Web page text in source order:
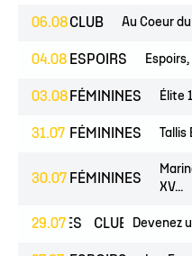
06.08CLUB Au Coeur
04.08 ESPOIRS
03.08 FÉMININES Élite
31.07 FÉMININES
30.07 FÉMININES
XV...
29.07CLUB Devenez